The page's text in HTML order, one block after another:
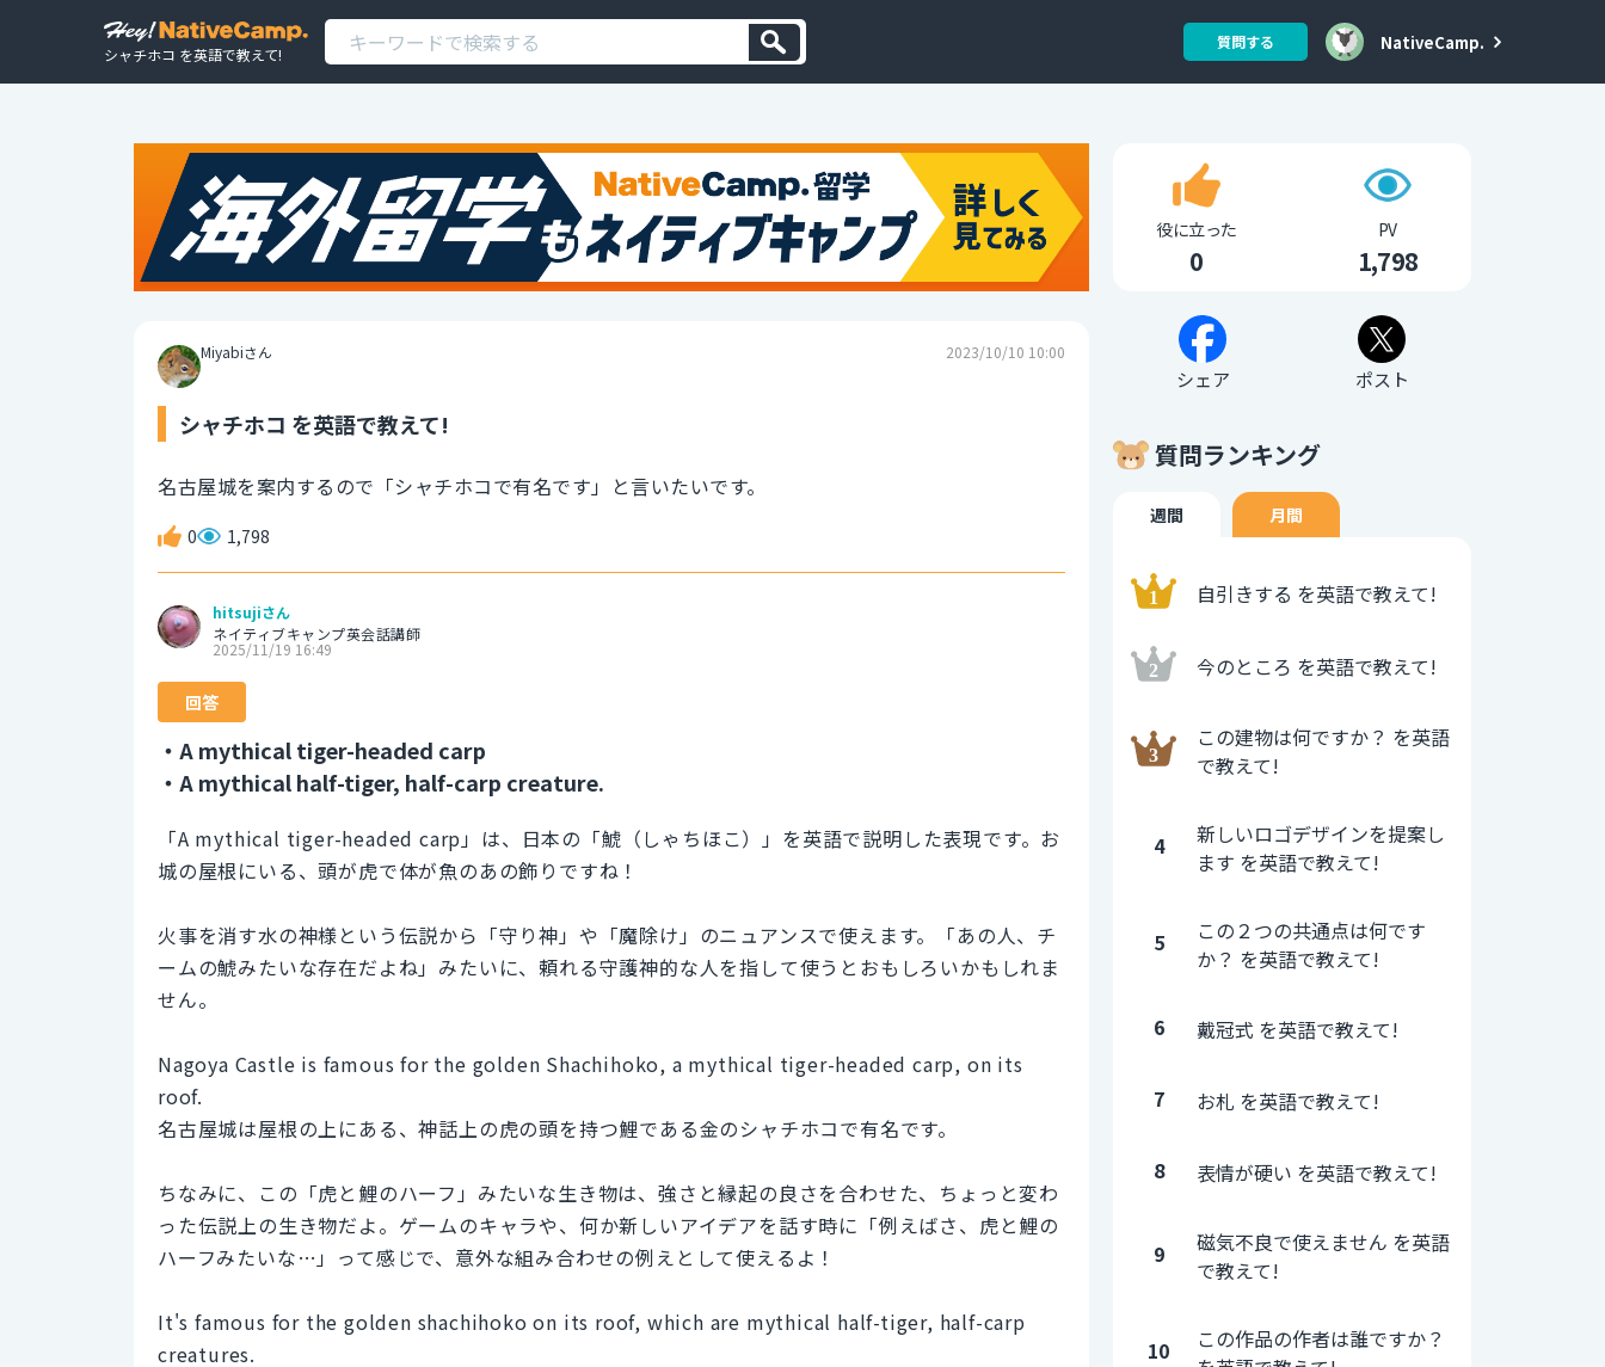
シャチホコ を英語で教えて!
質問する NativeCamp.
Miyabiさん 2023/10/10 10:00
シャチホコ を英語で教えて!
名古屋城を案内するので「シャチホコで有名です」と言いたいです。
0 1,798
hitsujiさん
ネイティブキャンプ英会話講師
2025/11/19 16:49
回答
・A mythical tiger-headed carp
・A mythical half-tiger, half-carp creature.
「A mythical tiger-headed carp」は、日本の「鯱（しゃちほこ）」を英語で説明した表現です。お
城の屋根にいる、頭が虎で体が魚のあの飾りですね！
火事を消す水の神様という伝説から「守り神」や「魔除け」のニュアンスで使えます。「あの人、チ
ームの鯱みたいな存在だよね」みたいに、頼れる守護神的な人を指して使うとおもしろいかもしれま
せん。
Nagoya Castle is famous for the golden Shachihoko, a mythical tiger-headed carp, on its
roof.
名古屋城は屋根の上にある、神話上の虎の頭を持つ鯉である金のシャチホコで有名です。
ちなみに、この「虎と鯉のハーフ」みたいな生き物は、強さと縁起の良さを合わせた、ちょっと変わ
った伝説上の生き物だよ。ゲームのキャラや、何か新しいアイデアを話す時に「例えばさ、虎と鯉の
ハーフみたいな…」って感じで、意外な組み合わせの例えとして使えるよ！
It's famous for the golden shachihoko on its roof, which are mythical half-tiger, half-carp
creatures.
役に立った
0
PV
1,798
シェア ポスト
質問ランキング
週間 月間
自引きする を英語で教えて!
今のところ を英語で教えて!
この建物は何ですか？ を英語
で教えて!
4
新しいロゴデザインを提案し
ます を英語で教えて!
5
この２つの共通点は何です
か？ を英語で教えて!
6 戴冠式 を英語で教えて!
7 お札 を英語で教えて!
8 表情が硬い を英語で教えて!
9
磁気不良で使えません を英語
で教えて!
10
この作品の作者は誰ですか？